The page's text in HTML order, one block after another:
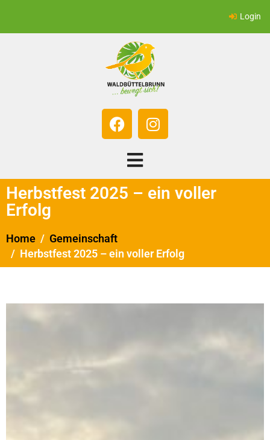
Login
Herbstfest 2025 – ein voller
Erfolg
Home
Gemeinschaft
Herbstfest 2025 – ein voller Erfolg